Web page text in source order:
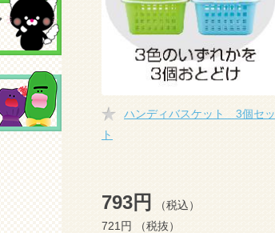
ハンディバスケット 3個セッ
ト
793円
（税込）
721円
（税抜）